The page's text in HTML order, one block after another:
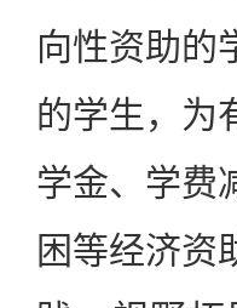
向性资助的
的学生，为
学金、学费
困等经济资